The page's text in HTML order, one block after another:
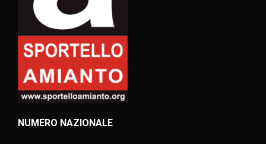
NUMERO NAZIONALE